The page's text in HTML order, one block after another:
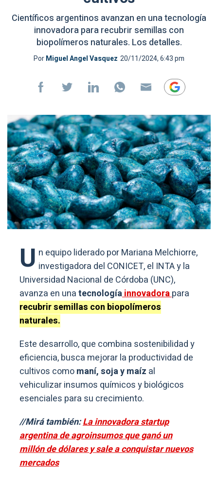
Científicos argentinos avanzan en una tecnología
innovadora para recubrir semillas con
biopolímeros naturales. Los detalles.
PorMiguel Angel Vasquez 20/11/2024, 6:43 pm
U n equipo liderado por Mariana Melchiorre,
investigadora del CONICET, el INTA y la
Universidad Nacional de Córdoba (UNC),
avanza en unatecnologíainnovadorapara
recubrir semillas con biopolímeros
naturales.
Este desarrollo, que combina sostenibilidad y
eficiencia, busca mejorar la productividad de
cultivos comomaní, soja y maíz al
vehiculizar insumos químicos y biológicos
esenciales para su crecimiento.
//Mirá también:La innovadora startup
argentina de agroinsumos que ganó un
millón de dólares y sale a conquistar nuevos
mercados